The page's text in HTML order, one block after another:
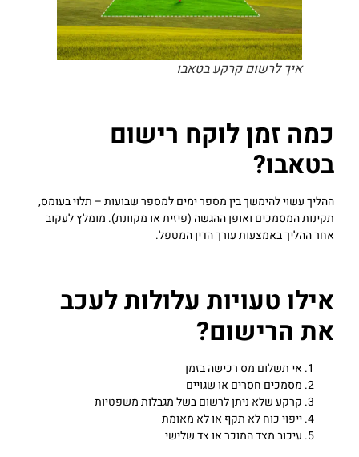
איך לרשום קרקע בטאבו
כמה זמן לוקח רישום
בטאבו?
ההליך עשוי להימשך בין מספר ימים למספר שבועות – תלוי בעומס,
תקינות המסמכים ואופן ההגשה (פיזית או מקוונת). מומלץ לעקוב
אחר ההליך באמצעות עורך הדין המטפל.
אילו טעויות עלולות לעכב
את הרישום?
אי תשלום מס רכישה בזמן
מסמכים חסרים או שגויים
קרקע שלא ניתן לרשום בשל מגבלות משפטיות
ייפוי כוח לא תקף או לא מאומת
עיכוב מצד המוכר או צד שלישי